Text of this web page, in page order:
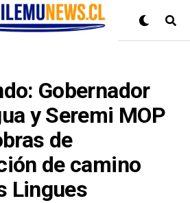
Gobernador
y Seremi MOP
de
de camino
Lingues